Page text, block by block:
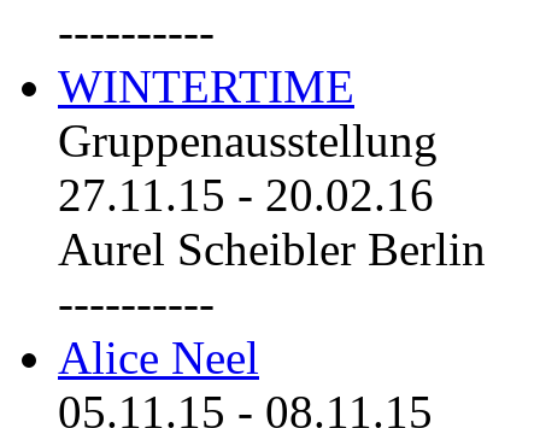
----------
WINTERTIME
Gruppenausstellung
27.11.15 - 20.02.16
Aurel Scheibler Berlin
----------
Alice Neel
05.11.15 - 08.11.15